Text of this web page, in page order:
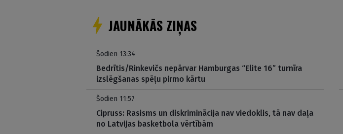
JAUNĀKĀS ZIŅAS
Šodien 13:34
Bedrītis/Rinkevičs nepārvar Hamburgas “Elite 16” turnīra
izslēgšanas spēļu pirmo kārtu
Šodien 11:57
Cipruss: Rasisms un diskriminācija nav viedoklis, tā nav daļa
no Latvijas basketbola vērtībām